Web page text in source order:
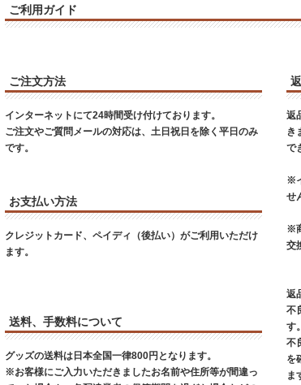
ご利用ガイド
ご注文方法
インターネットにて24時間受け付けております。
ご注文やご質問メールの対応は、土日祝日を除く平日のみ
です。
お支払い方法
クレジットカード、ペイディ（後払い）がご利用いただけ
ます。
送料、手数料について
グッズの送料は日本全国一律800円となります。
※お客様にご入力いただきましたお名前や住所等が間違っ
返
き
で
※
せ
※
交
返
不
す。
不
を
ま